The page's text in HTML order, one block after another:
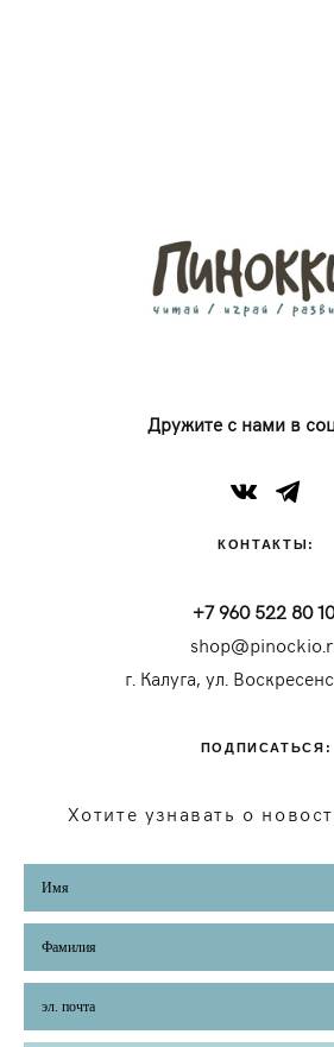
Дружите с нами в
КОНТАКТЫ:
+7 960 522 80
г. Калуга, ул.
ПОДПИСАТЬСЯ:
Хотите узнавать о